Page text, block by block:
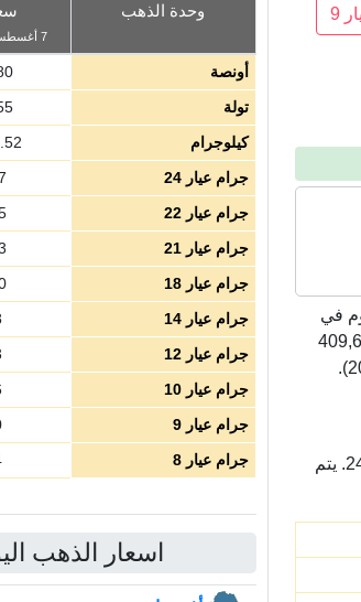
9
الذهب اليوم في
الأخضر لكل أونصة عيار 24 لتسجل 409,613.57
لكل أونصة عيار 24. يتم
وحدة الذهب
7 أغسطس 2026, 04:18:31
أونصة
تولة
كيلوجرام
جرام عيار 24
جرام عيار 22
جرام عيار 21
جرام عيار 18
جرام عيار 14
جرام عيار 12
جرام عيار 10
جرام عيار 9
جرام عيار 8
اسعار الذهب